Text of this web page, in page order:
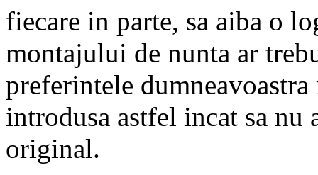
fiecare in parte, sa aiba o
montajului de nunta ar
preferintele
introdusa astfel incat sa nu
original.